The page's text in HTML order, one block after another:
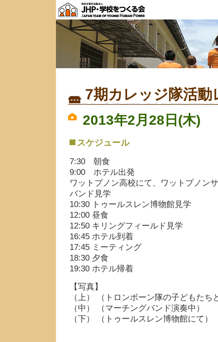
7期カレッジ隊活動
2013年2月28日(木)
スケジュール
7:30 朝食
9:00 ホテル出発
ワットプノン高校にて、ワットプノン
バンド見学
10:30 トゥールスレン博物館見学
12:00 昼食
12:50 キリングフィールド見学
16:45 ホテル到着
17:45 ミーティング
18:30 夕食
19:30 ホテル帰着
【写真】
（上） （トロンボーン隊の子どもたち
（中） （マーチングバンド演奏中）
（下） （トゥールスレン博物館にて）